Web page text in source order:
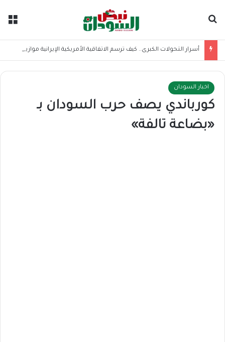
أسرار التحولات الكبرى.. كيف ترسم الاتفاقية الأمريكية الإيرانية موازين القوى بالمنطقة؟
اخبار السودان
كورباندي يصف حرب السودان بـ
«بضاعة تالفة»